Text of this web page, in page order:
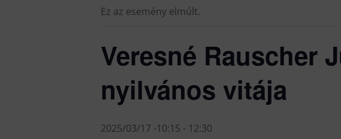
Ez az esemény elmúlt.
Veresné Rauscher
nyilvános vitája
2025/03/17 -10:15 - 12:30